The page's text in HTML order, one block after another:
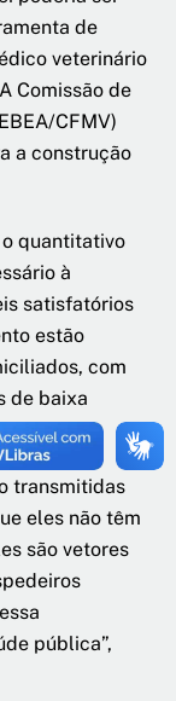
de
veterinário
Comissão de
CFMV)
a construção
quantitativo
à
satisfatórios
estão
com
de baixa
transmitidas
eles não têm
são vetores
pública”,